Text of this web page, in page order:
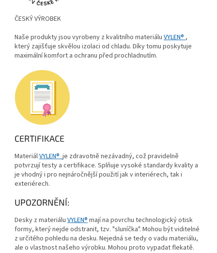
ČESKÝ VÝROBEK
Naše produkty jsou vyrobeny z kvalitního materiálu VYLEN®,
který zajišťuje skvělou izolaci od chladu. Díky tomu poskytuje
maximální komfort a ochranu před prochladnutím.
CERTIFIKACE
MateriálVYLEN® je zdravotně nezávadný, což pravidelně
potvrzují testy a certifikace. Splňuje vysoké standardy kvality a
je vhodný i pro nejnáročnější použití jak v interiérech, tak i
exteriérech.
UPOZORNĚNÍ:
Desky z materiálu VYLEN® mají na povrchu technologický otisk
formy, který nejde odstranit, tzv. "sluníčka". Mohou být viditelné
z určitého pohledu na desku. Nejedná se tedy o vadu materiálu,
ale o vlastnost našeho výrobku. Mohou proto vypadat flekatě.